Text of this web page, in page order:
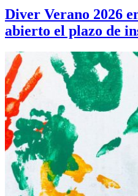
Diver Verano 2026
abierto el plazo de